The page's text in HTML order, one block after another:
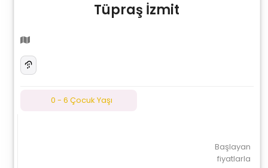
Tüpraş İzmit
0 - 6 Çocuk Yaşı
Başlayan
fiyatlarla